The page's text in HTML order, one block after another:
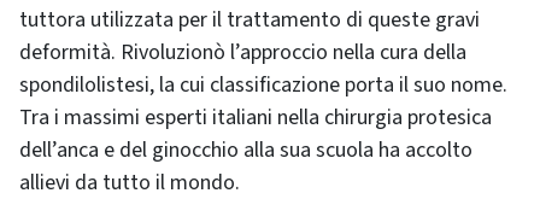
tuttora utilizzata per il trattamento di queste gravi
deformità. Rivoluzionò l’approccio nella cura della
spondilolistesi, la cui classificazione porta il suo nome.
Tra i massimi esperti italiani nella chirurgia protesica
dell’anca e del ginocchio alla sua scuola ha accolto
allievi da tutto il mondo.